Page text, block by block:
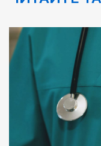
05:00
Легендарная
07:00
В столице
национального